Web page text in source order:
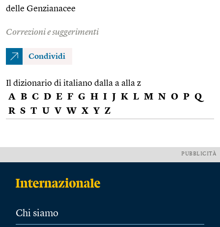
delle Genzianacee
Correzioni e suggerimenti
Condividi
Il dizionario di italiano dalla a alla z
A B C D E F G H I J K L M N O P Q
R S T U V W X Y Z
PUBBLICITÀ
Chi siamo